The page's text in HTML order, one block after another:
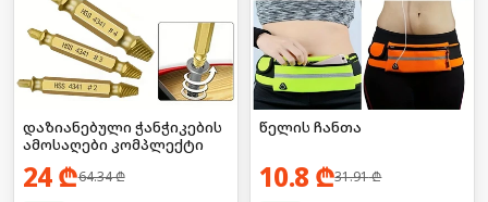
დაზიანებული ჭანჭიკების
ამოსაღები კომპლექტი
24₾64.34₾
წელის ჩანთა
10.8 ₾31.91₾